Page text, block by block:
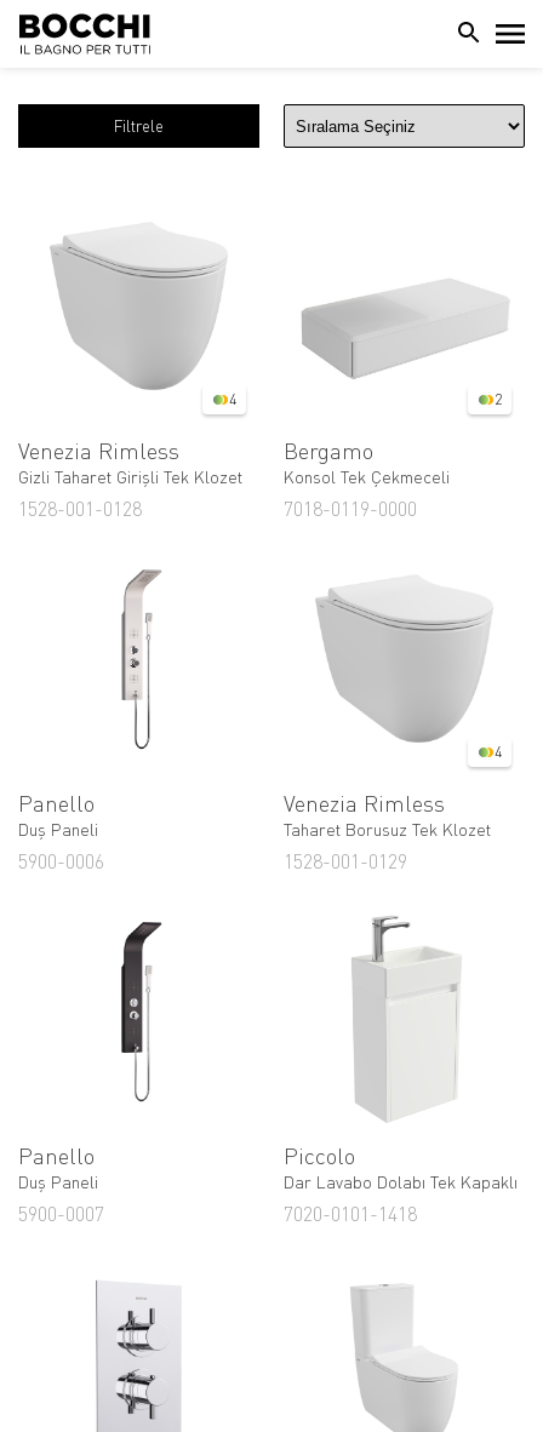
Filtrele
4
Venezia Rimless
Gizli Taharet Girişli Tek Klozet
1528-001-0128
2
Bergamo
Konsol Tek Çekmeceli
7018-0119-0000
Panello
Duş Paneli
5900-0006
4
Venezia Rimless
Taharet Borusuz Tek Klozet
1528-001-0129
Panello
Duş Paneli
5900-0007
Piccolo
Dar Lavabo Dolabı Tek Kapaklı
7020-0101-1418